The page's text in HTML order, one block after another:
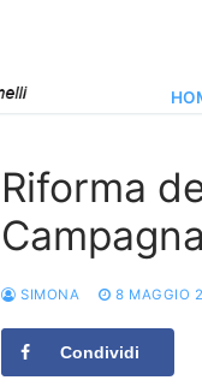
Riforma
SIMONA 8 MAGGIO
Condividi